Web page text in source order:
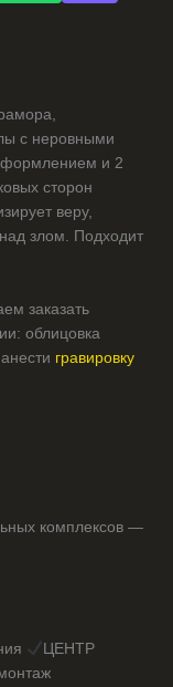
с неровными
и 2
сторон
веру,
злом. Подходит
заказать
облицовка
гравировку
комплексов —
ЦЕНТР